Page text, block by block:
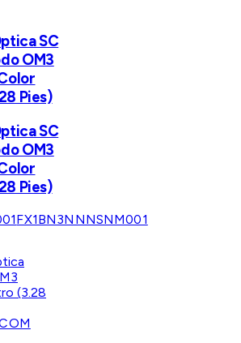
SC
OM3
Pies)
SC
OM3
Pies)
FX1BN3NNNSNM001